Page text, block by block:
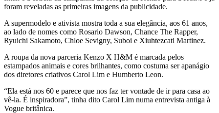
foram reveladas as primeiras imagens da publicidade.
A supermodelo e ativista mostra toda a sua elegância, aos 61 anos,
ao lado de nomes como Rosario Dawson, Chance The Rapper,
Ryuichi Sakamoto, Chloe Sevigny, Suboi e Xiuhtezcatl Martinez.
A roupa da nova parceria Kenzo X H&M é marcada pelos
estampados animais e cores brilhantes, como costuma ser apanágio
dos diretores criativos Carol Lim e Humberto Leon.
“Ela está nos 60 e parece que nos faz ter vontade de ir para casa ao
vê-la. É inspiradora”, tinha dito Carol Lim numa entrevista antiga à
Vogue britânica.